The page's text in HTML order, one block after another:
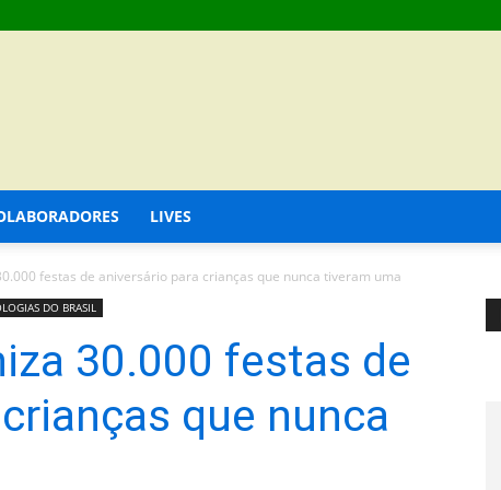
LIVES
festas de aniversário para crianças que nunca tiveram uma
DO BRASIL
30.000 festas de
que nunca